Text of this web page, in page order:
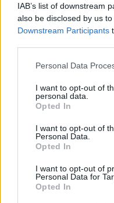
IAB’s list of downstream
also be disclosed by us
Downstream Participants
Please note that this
not limited to your visit or
grant or deny consent to
use your data for below
consent section.
Personal Data
I want to opt-out of
personal data.
Opted In
I want to opt-out of
Personal Data.
Opted In
I want to opt-out of
Personal Data for
Opted In
Kövess minket, és
CÁPÁK KÖZÖTT 2025